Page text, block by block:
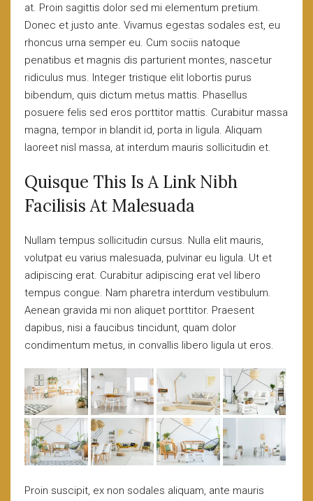
at. Proin sagittis dolor sed mi elementum pretium.
Donec et justo ante. Vivamus egestas sodales est, eu
rhoncus urna semper eu. Cum sociis natoque
penatibus et magnis dis parturient montes, nascetur
ridiculus mus. Integer tristique elit lobortis purus
bibendum, quis dictum metus mattis. Phasellus
posuere felis sed eros porttitor mattis. Curabitur massa
magna, tempor in blandit id, porta in ligula. Aliquam
laoreet nisl massa, at interdum mauris sollicitudin et.
Quisque This Is A Link Nibh
Facilisis At Malesuada
Nullam tempus sollicitudin cursus. Nulla elit mauris,
volutpat eu varius malesuada, pulvinar eu ligula. Ut et
adipiscing erat. Curabitur adipiscing erat vel libero
tempus congue. Nam pharetra interdum vestibulum.
Aenean gravida mi non aliquet porttitor. Praesent
dapibus, nisi a faucibus tincidunt, quam dolor
condimentum metus, in convallis libero ligula ut eros.
Proin suscipit, ex non sodales aliquam, ante mauris